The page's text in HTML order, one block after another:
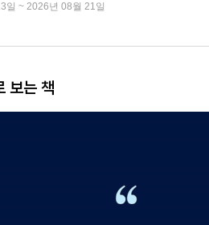
일 ~ 2026년 08월 21일
보는 책